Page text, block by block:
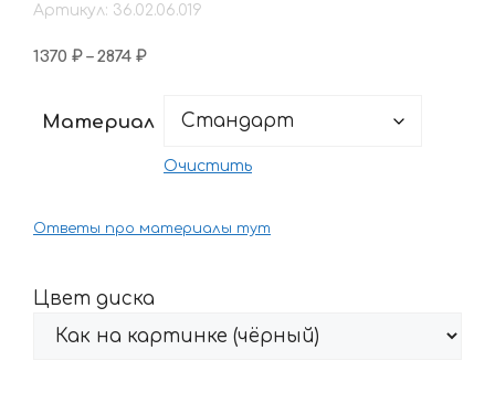
Артикул: 36.02.06.019
1370 ₽ – 2874 ₽Диапазон
–
Материал
Очистить
Ответы про материалы тут
Цвет диска